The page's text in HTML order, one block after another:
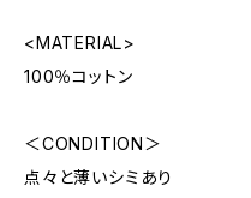
<MATERIAL>
100％コットン
＜CONDITION＞
点々と薄いシミあり